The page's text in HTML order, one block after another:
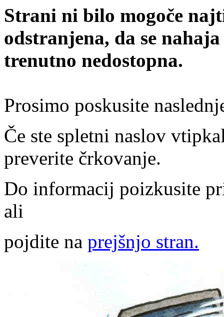
Strani ni bilo mogoče
odstranjena, da se
trenutno nedostopna.
Prosimo poskusite
Če ste spletni naslov
preverite črkovanje.
Do informacij poizkusite
ali
pojdite na prejšnjo stran.